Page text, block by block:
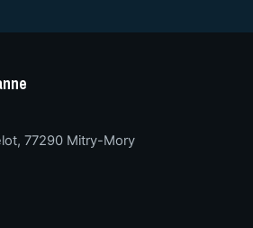
77290 Mitry-Mory